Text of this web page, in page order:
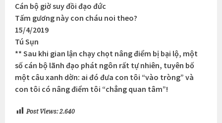
Cán bộ giờ suy đồi đạo đức
Tấm gương này con cháu noi theo?
15/4/2019
Tú Sụn
** Sau khi gian lận chạy chọt nâng điểm bị bại lộ, một
số cán bộ lãnh đạo phát ngôn rất tự nhiên, tuyên bố
một câu xanh dờn: ai đó đưa con tôi “vào tròng” và
con tôi có nâng điểm tôi “chẳng quan tâm”!
Post Views: 2.640